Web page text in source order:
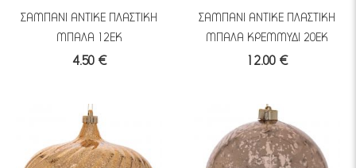
ΣΑΜΠΑΝΙ ΑΝΤΙΚΕ ΠΛΑΣΤΙΚΗ
ΜΠΑΛΑ 12ΕΚ
4.50 €
ΣΑΜΠΑΝΙ ANTIKE ΠΛΑΣΤΙΚΗ
ΜΠΑΛΑ ΚΡΕΜΜΥΔΙ 20ΕΚ
12.00 €